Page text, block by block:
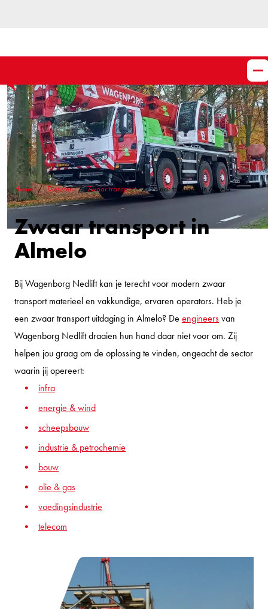
Home Diensten Zwaar transport Zwaar transport in Almelo
Zwaar transport in
Almelo
Bij Wagenborg Nedlift kan je terecht voor modern zwaar
transport materieel en vakkundige, ervaren operators. Heb je
een zwaar transport uitdaging in Almelo? De engineersvan
Wagenborg Nedlift draaien hun hand daar niet voor om. Zij
helpen jou graag om de oplossing te vinden, ongeacht de sector
waarin jij opereert:
infra
energie & wind
scheepsbouw
industrie & petrochemie
bouw
olie & gas
voedingsindustrie
telecom